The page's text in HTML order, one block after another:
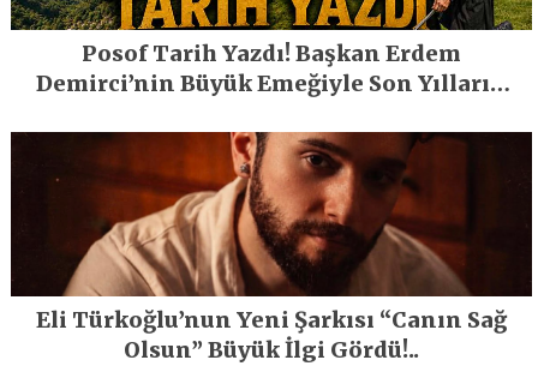
Posof Tarih Yazdı! Başkan Erdem
Demirci’nin Büyük Emeğiyle Son Yılların
Eli Türkoğlu’nun Yeni Şarkısı “Canın Sağ
Olsun” Büyük İlgi Gördü!..